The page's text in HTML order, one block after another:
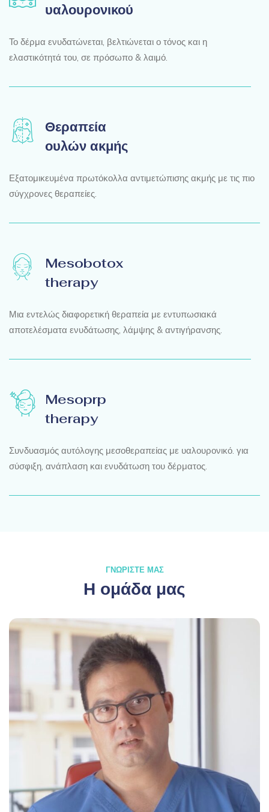
υαλουρονικού
Το δέρμα ενυδατώνεται, βελτιώνεται ο τόνος και η
ελαστικότητά του, σε πρόσωπο & λαιμό.
Θεραπεία
ουλών ακμής
Εξατομικευμένα πρωτόκολλα αντιμετώπισης ακμής με τις πιο
σύγχρονες θεραπείες.
Mesobotox
therapy
Μια εντελώς διαφορετική θεραπεία με εντυπωσιακά
αποτελέσματα ενυδάτωσης, λάμψης & αντιγήρανσης.
Mesoprp
therapy
Συνδυασμός αυτόλογης μεσοθεραπείας με υαλουρονικό. για
σύσφιξη, ανάπλαση και ενυδάτωση του δέρματος.
ΓΝΩΡΙΣΤΕ ΜΑΣ
Η ομάδα μας